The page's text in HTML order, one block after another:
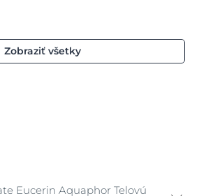
Zobraziť všetky
Eucerin Aquaphor Telovú